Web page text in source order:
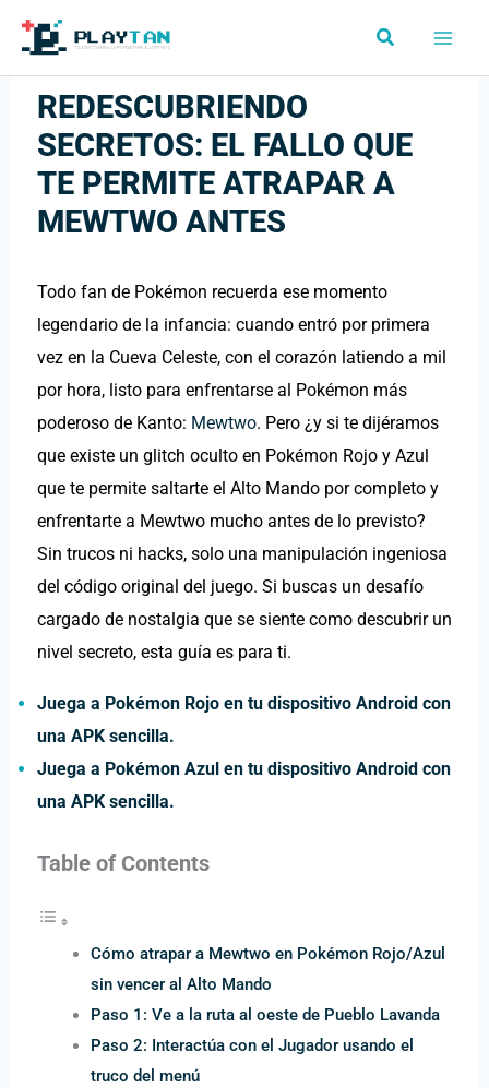
contenido
Buscar
REDESCUBRIENDO
SECRETOS: EL FALLO QUE
TE PERMITE ATRAPAR A
MEWTWO ANTES
Todo fan de Pokémon recuerda ese momento
legendario de la infancia: cuando entró por primera
vez en la Cueva Celeste, con el corazón latiendo a mil
por hora, listo para enfrentarse al Pokémon más
poderoso de Kanto: Mewtwo. Pero ¿y si te dijéramos
que existe un glitch oculto en Pokémon Rojo y Azul
que te permite saltarte el Alto Mando por completo y
enfrentarte a Mewtwo mucho antes de lo previsto?
Sin trucos ni hacks, solo una manipulación ingeniosa
del código original del juego. Si buscas un desafío
cargado de nostalgia que se siente como descubrir un
nivel secreto, esta guía es para ti.
Juega a Pokémon Rojo en tu dispositivo Android con
una APK sencilla.
Juega a Pokémon Azul en tu dispositivo Android con
una APK sencilla.
Table of Contents
Cómo atrapar a Mewtwo en Pokémon Rojo/Azul
sin vencer al Alto Mando
Paso 1: Ve a la ruta al oeste de Pueblo Lavanda
Paso 2: Interactúa con el Jugador usando el
truco del menú